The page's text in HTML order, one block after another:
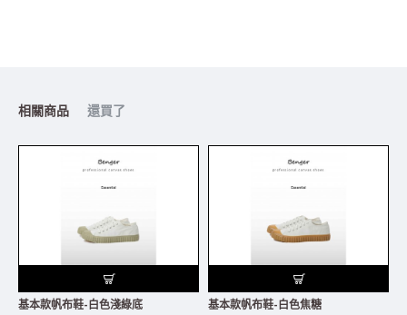
相關商品 還買了
基本款帆布鞋-白色淺綠底 基本款帆布鞋-白色焦糖